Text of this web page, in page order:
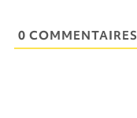
0 COMMENTAIRES